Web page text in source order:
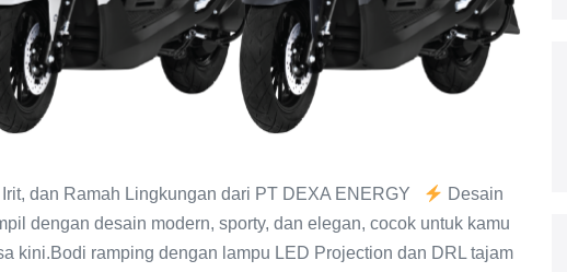
dan Ramah Lingkungan dari PT DEXA ENERGY
Desain
dengan desain modern, sporty, dan elegan, cocok untuk kamu
kini.Bodi ramping dengan lampu LED Projection dan DRL tajam